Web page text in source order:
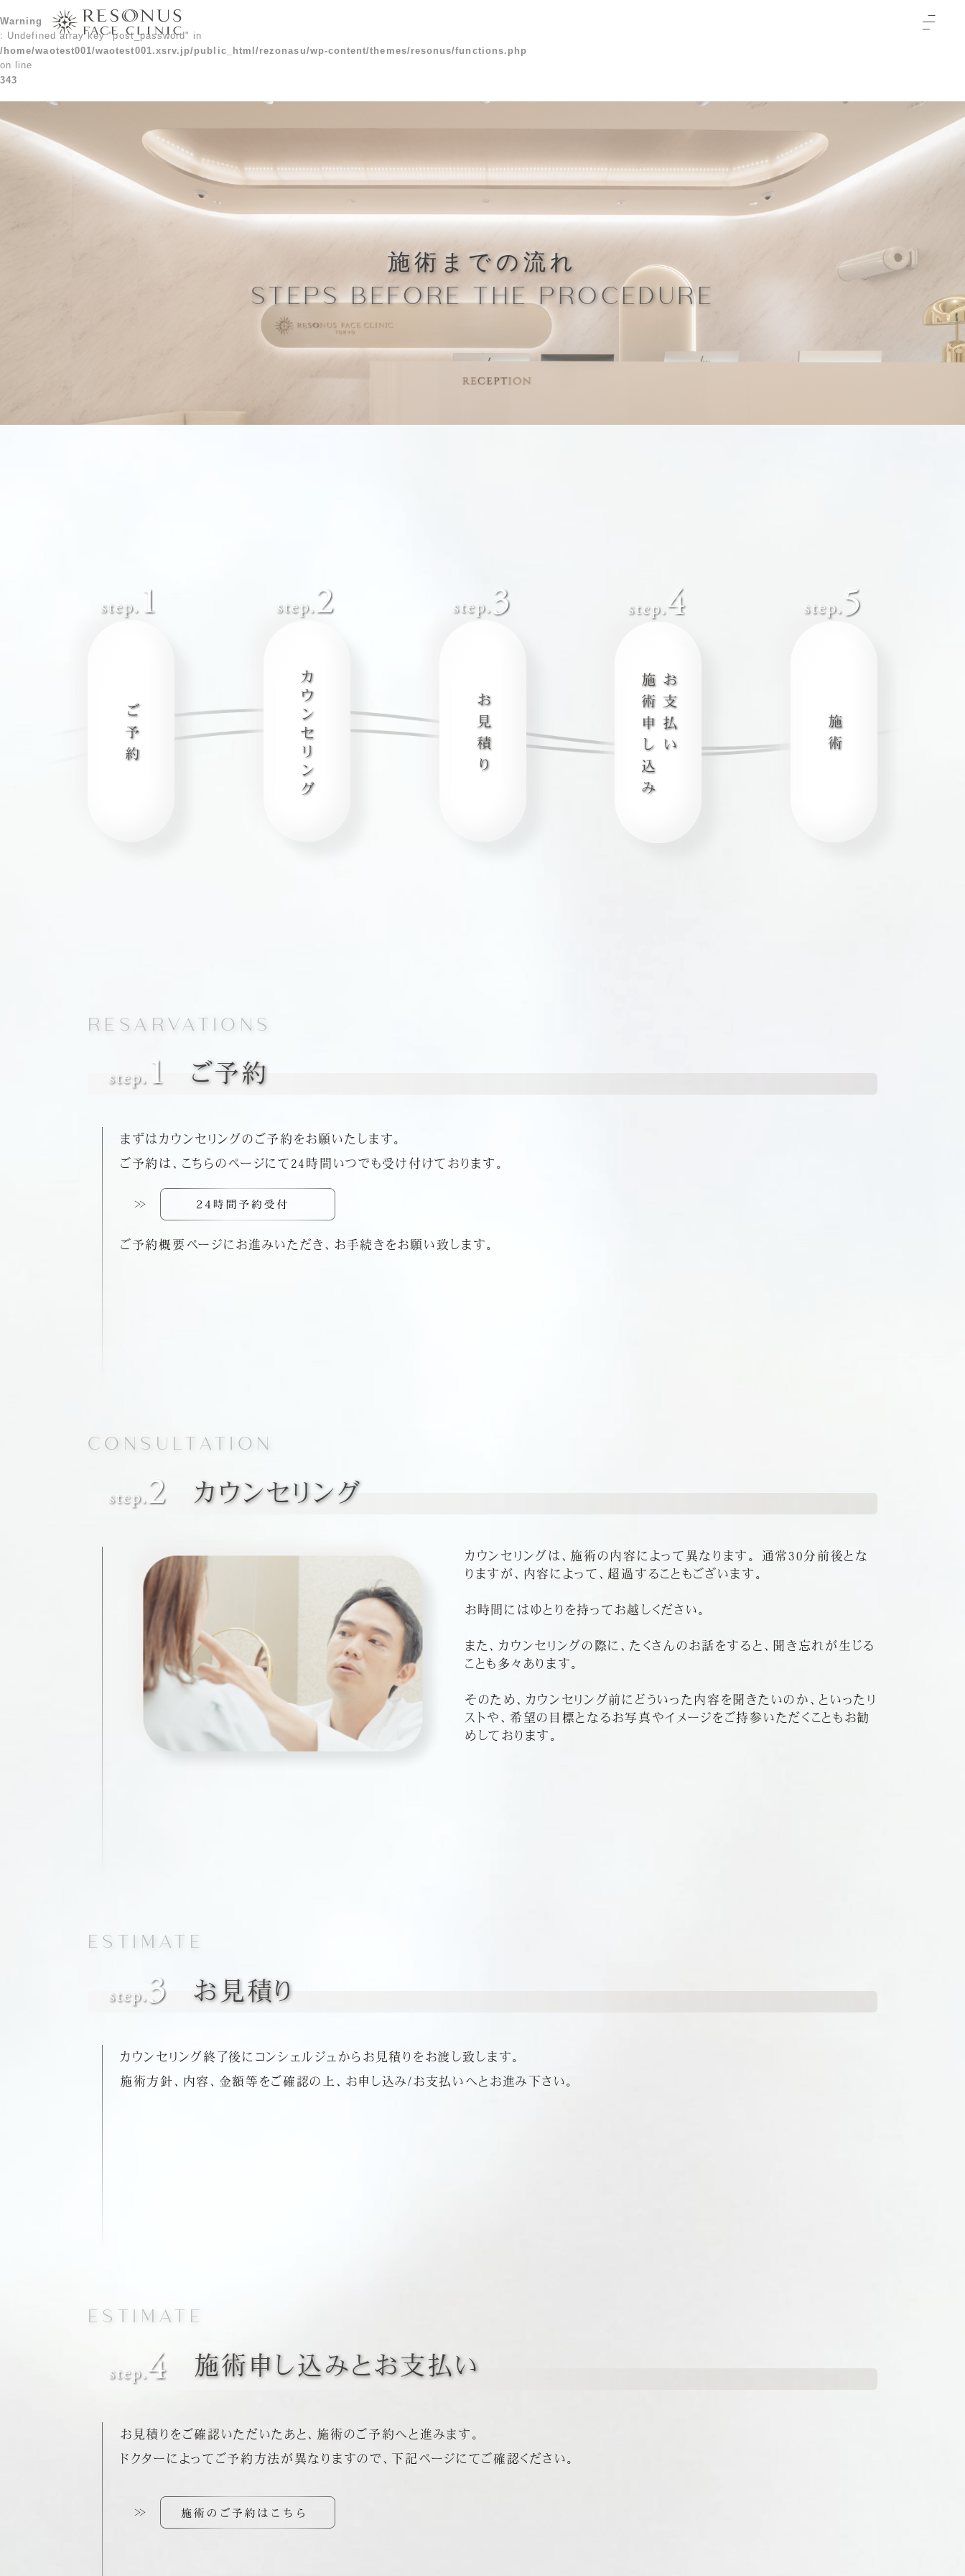
Warning
: Undefined array key "post_password" in
/home/waotest001/waotest001.xsrv.jp/public_html/rezonasu/wp-content/themes/resonus/functions.php
on line
343
-初めての方へ
-未成年の方へ
施術メニュー
料金表
-川本 幸司
ビューティーウェルネス
デザイナー
オンラインストア
施術までの流れ
STEPS BEFORE THE PROCEDURE
RESARVATIONS
ご予約
まずはカウンセリングのご予約をお願いたします。
ご予約は、こちらのページにて24時間いつでも受け付けております。
ご予約概要ページにお進みいただき、お手続きをお願い致します。
CONSULTATION
カウンセリング
カウンセリングは、施術の内容によって異なります。 通常30分前後とな
りますが、内容によって、超過することもございます。
お時間にはゆとりを持ってお越しください。
また、カウンセリングの際に、たくさんのお話をすると、聞き忘れが生じる
ことも多々あります。
そのため、カウンセリング前にどういった内容を聞きたいのか、といったリ
ストや、希望の目標となるお写真やイメージをご持参いただくこともお勧
めしております。
ESTIMATE
お見積り
カウンセリング終了後にコンシェルジュからお見積りをお渡し致します。
施術方針、内容、金額等をご確認の上、お申し込み/お支払いへとお進み下さい。
ESTIMATE
施術申し込みとお支払い
お見積りをご確認いただいたあと、施術のご予約へと進みます。
ドクターによってご予約方法が異なりますので、下記ページにてご確認ください。